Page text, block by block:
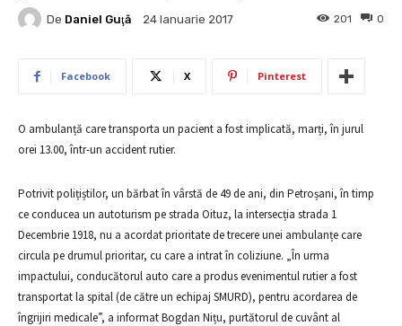
De Daniel Guţă 24 Ianuarie 2017 0
201
Facebook X Pinterest
O ambulanță care transporta un pacient a fost implicată, marți, în jurul
orei 13.00, într-un accident rutier.
Potrivit polițiștilor, un bărbat în vârstă de 49 de ani, din Petroșani, în timp
ce conducea un autoturism pe strada Oituz, la intersecția strada 1
Decembrie 1918, nu a acordat prioritate de trecere unei ambulanțe care
circula pe drumul prioritar, cu care a intrat în coliziune. „În urma
impactului, conducătorul auto care a produs evenimentul rutier a fost
transportat la spital (de către un echipaj SMURD), pentru acordarea de
îngrijiri medicale”, a informat Bogdan Nițu, purtătorul de cuvânt al